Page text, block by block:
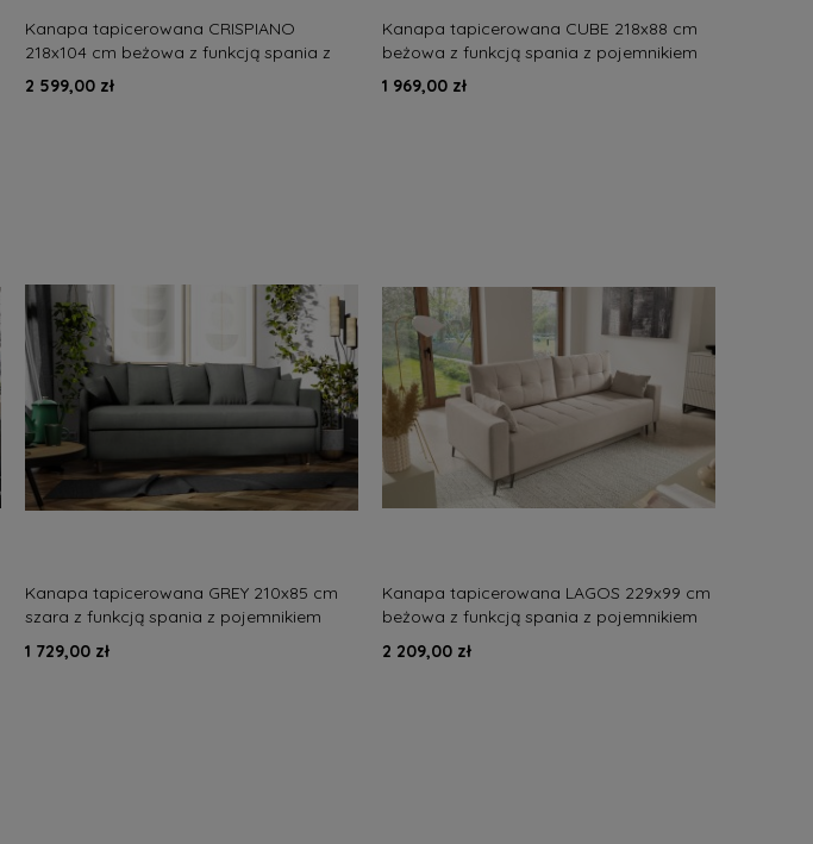
Kanapa tapicerowana CRISPIANO
218x104 cm beżowa z funkcją spania z
pojemnikiem
2 599,00 zł
Kanapa tapicerowana CUBE 218x88 cm
beżowa z funkcją spania z pojemnikiem
pikowana nowoczesna
1 969,00 zł
Kanapa tapicerowana GREY 210x85 cm
szara z funkcją spania z pojemnikiem
nowoczesna
1 729,00 zł
Kanapa tapicerowana LAGOS 229x99 cm
beżowa z funkcją spania z pojemnikiem
nowoczesna
2 209,00 zł